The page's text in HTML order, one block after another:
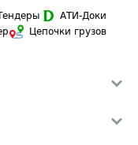
АТИ-Доки
Цепочки грузов